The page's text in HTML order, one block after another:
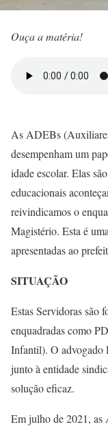
Ouça a matéria!
As ADEBs
desempenham um
idade escolar. Elas
educacionais
reivindicamos o
Magistério. Esta é
apresentadas ao
SITUAÇÃO
Estas Servidoras são
enquadradas como
Infantil). O advogado
junto à entidade
solução eficaz.
Em julho de 2021, as